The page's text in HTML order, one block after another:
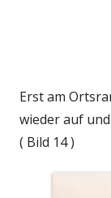
Erst am
wieder auf
( Bild 14 )